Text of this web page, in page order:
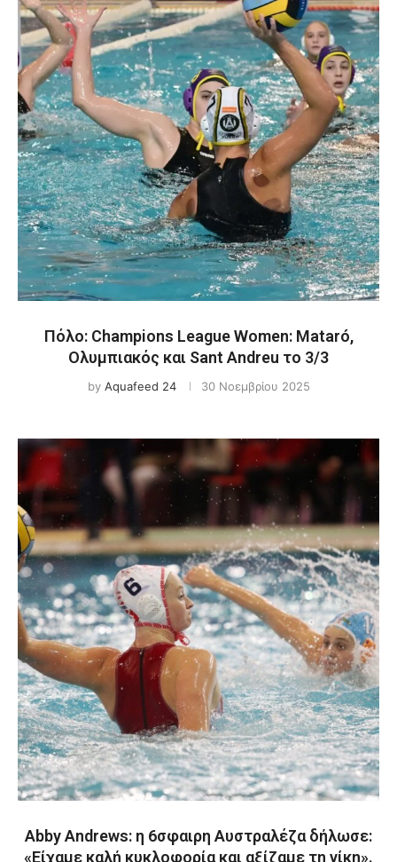
Πόλο: Champions League Women: Mataró,
Ολυμπιακός και Sant Andreu το 3/3
by Aquafeed 24 30 Νοεμβρίου 2025
Abby Andrews: η 6σφαιρη Αυστραλέζα δήλωσε:
«Είχαμε καλή κυκλοφορία και αξίζαμε τη νίκη».